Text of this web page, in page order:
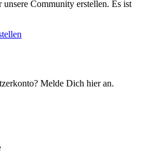
Community erstellen. Es ist
Melde Dich hier an.